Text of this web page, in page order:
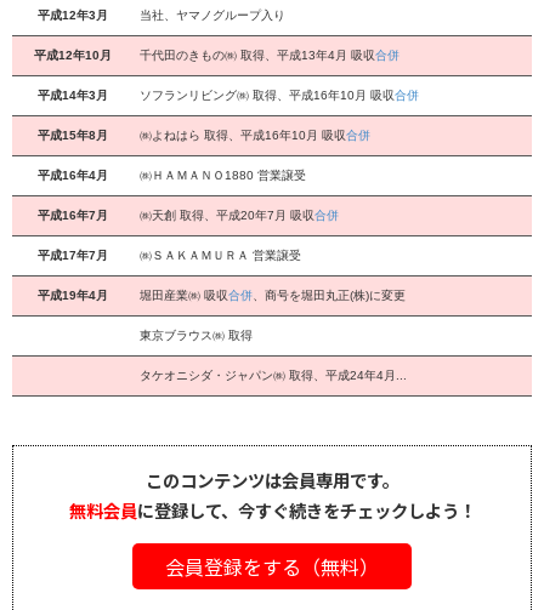
平成12年3月 当社、ヤマノグループ入り
平成12年10月 千代田のきもの㈱ 取得、平成13年4月 吸収合併
平成14年3月 ソフランリビング㈱ 取得、平成16年10月 吸収合併
平成15年8月 ㈱よねはら 取得、平成16年10月 吸収合併
平成16年4月 ㈱ＨＡＭＡＮＯ1880 営業譲受
平成16年7月 ㈱天創 取得、平成20年7月 吸収合併
平成17年7月 ㈱ＳＡＫＡＭＵＲＡ 営業譲受
平成19年4月 堀田産業㈱ 吸収合併、商号を堀田丸正(株)に変更
東京ブラウス㈱ 取得
タケオニシダ・ジャパン㈱ 取得、平成24年4月...
このコンテンツは会員専用です。
無料会員に登録して、今すぐ続きをチェックしよう！
会員登録をする（無料）